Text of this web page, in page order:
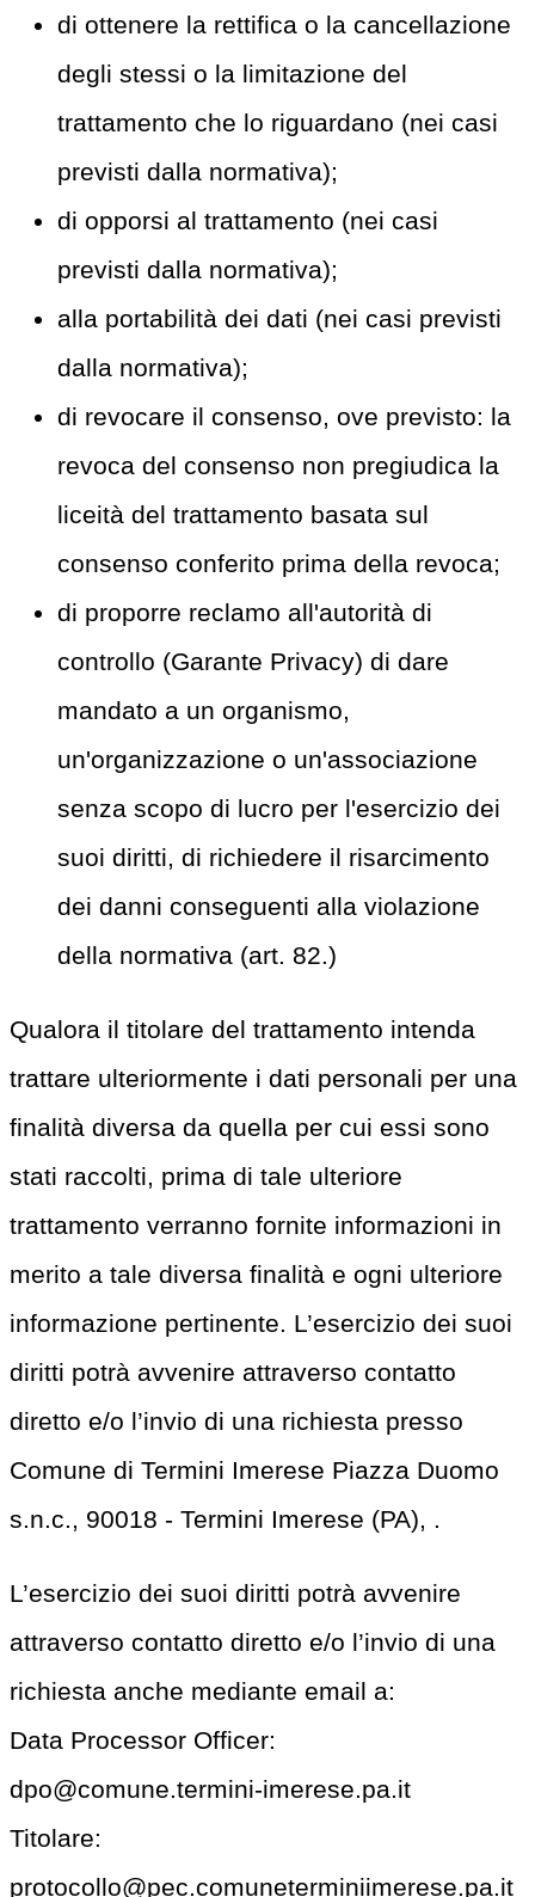
di ottenere la rettifica o la cancellazione
degli stessi o la limitazione del
trattamento che lo riguardano (nei casi
previsti dalla normativa);
di opporsi al trattamento (nei casi
previsti dalla normativa);
alla portabilità dei dati (nei casi previsti
dalla normativa);
di revocare il consenso, ove previsto: la
revoca del consenso non pregiudica la
liceità del trattamento basata sul
consenso conferito prima della revoca;
di proporre reclamo all'autorità di
controllo (Garante Privacy) di dare
mandato a un organismo,
un'organizzazione o un'associazione
senza scopo di lucro per l'esercizio dei
suoi diritti, di richiedere il risarcimento
dei danni conseguenti alla violazione
della normativa (art. 82.)
Qualora il titolare del trattamento intenda
trattare ulteriormente i dati personali per una
finalità diversa da quella per cui essi sono
stati raccolti, prima di tale ulteriore
trattamento verranno fornite informazioni in
merito a tale diversa finalità e ogni ulteriore
informazione pertinente. L’esercizio dei suoi
diritti potrà avvenire attraverso contatto
diretto e/o l’invio di una richiesta presso
Comune di Termini Imerese Piazza Duomo
s.n.c., 90018 - Termini Imerese (PA), .
L’esercizio dei suoi diritti potrà avvenire
attraverso contatto diretto e/o l’invio di una
richiesta anche mediante email a:
Data Processor Officer:
dpo@comune.termini-imerese.pa.it
Titolare:
protocollo@pec.comuneterminiimerese.pa.it